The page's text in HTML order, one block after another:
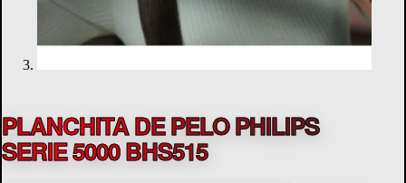
PLANCHITA DE PELO PHILIPS
SERIE 5000 BHS515